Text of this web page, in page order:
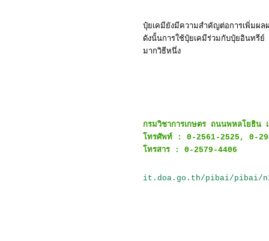
ปุ๋ยเคมียังมีความสำคัญต่อการเพิ่มผ
ดังนั้นการใช้ปุ๋ยเคมีร่วมกับปุ๋ยอินทรี
มากวิธีหนึ่ง
กรมวิชาการเกษตร ถนนพหลโยธิน
โทรศัพท์ : 0-2561-2525, 0-
โทรสาร : 0-2579-4406
it.doa.go.th/pibai/pibai/